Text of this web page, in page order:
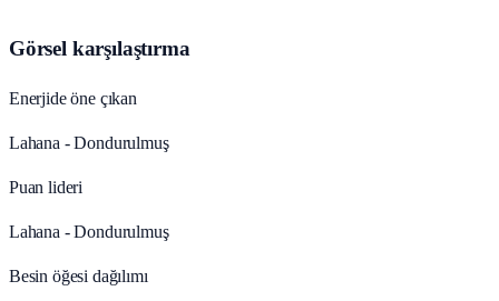
Görsel karşılaştırma
Enerjide öne çıkan
Lahana - Dondurulmuş
Puan lideri
Lahana - Dondurulmuş
Besin öğesi dağılımı